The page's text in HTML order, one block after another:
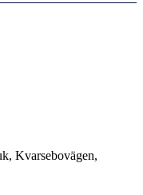
Kvarsebovägen,